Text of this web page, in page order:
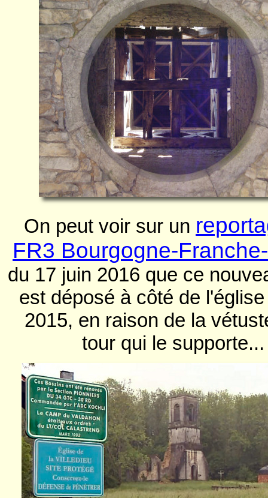
On peut voir sur un
FR3 Bourgogne-
du 17 juin 2016 que ce
est déposé à côté de
2015, en raison de la
tour qui le supporte...